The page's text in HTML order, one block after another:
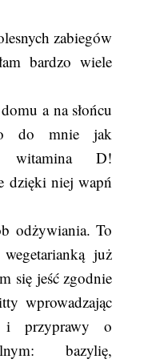
zabiegów
bardzo wiele
a na słońcu
do mnie jak
witamina D!
dzięki niej wapń
odżywiania. To
już
się jeść zgodnie
wprowadzając
i przyprawy o
bazylię,